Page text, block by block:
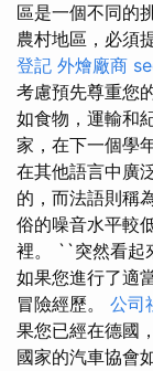
區是一個不同的
農村地區，必須
登記 外燴廠商
考慮預先尊重您
如食物，運輸和
家，在下一個學
在其他語言中廣
的，而法語則稱
俗的噪音水平較
裡。 ``突然看起
如果您進行了適
冒險經歷。 公司
果您已經在德國
國家的汽車協會